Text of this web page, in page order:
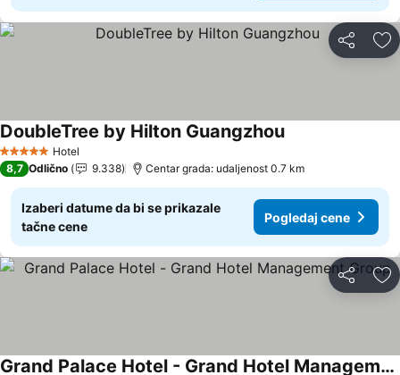
Deli
5 ZvezdiceHotel
DoubleTree by Hilton GuangzhouPogledaj cene
8,7 Odlično 9.338 Centar grada: udaljenost 0.7 km
Izaberi datume da bi se prikazale
tačne cene
Pogledaj cene
Deli
Grand Palace Hotel - Grand Hotel Management Group